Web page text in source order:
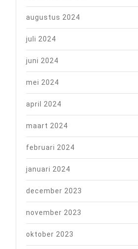
augustus 2024
juli 2024
juni 2024
mei 2024
april 2024
maart 2024
februari 2024
januari 2024
december 2023
november 2023
oktober 2023